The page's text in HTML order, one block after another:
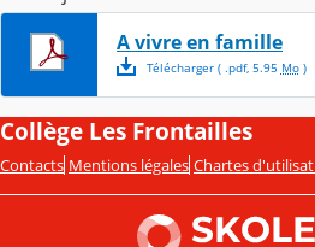
A vivre en famille
Télécharger( .pdf, 5.95 Mo)
Collège Les Frontailles
Contacts Mentions légales Chartes